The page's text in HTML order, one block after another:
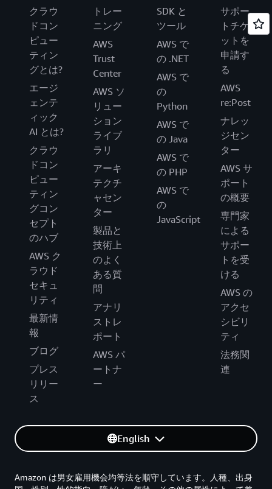
クラウ
ドコン
ピュー
ティン
グとは?
エージ
ェンテ
ィック
AI とは?
クラウ
ドコン
ピュー
ティン
グコン
セプト
のハブ
AWS ク
ラウド
セキュ
リティ
最新情
報
ブログ
プレス
リリー
ス
トレー
ニング
AWS
Trust
Center
AWS ソ
リュー
ション
ライブ
ラリ
アーキ
テクチ
ャセン
ター
製品と
技術上
のよく
ある質
問
アナリ
ストレ
ポート
AWS パ
ートナ
ー
SDK と
ツール
AWS で
の .NET
AWS で
の
Python
AWS で
の Java
AWS で
の PHP
AWS で
の
JavaScript
サポー
トチケ
ットを
申請す
る
AWS
re:Post
ナレッ
ジセン
ター
AWS サ
ポート
の概要
専門家
による
サポー
トを受
ける
AWS の
アクセ
シビリ
ティ
法務関
連
English
Amazon は男女雇用機会均等法を順守しています。人種、出身